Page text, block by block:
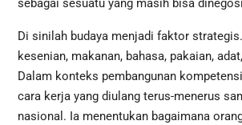
Di sinilah budaya menjadi faktor
kesenian, makanan, bahasa, pakaian,
Dalam konteks pembangunan
cara kerja yang diulang terus-menerus
nasional. Ia menentukan bagaimana